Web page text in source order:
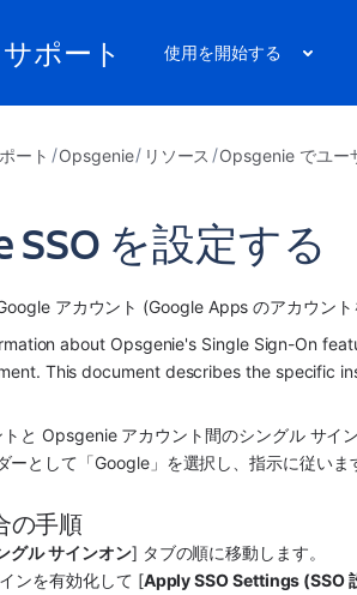
ポート 使用を開始する
ート Opsgenie リソース Opsgenie でユー
SSO を設定する
アカウント (Google Apps のアカウント
about Opsgenie's Single Sign-On
This document describes the specific
と Opsgenie アカウント間のシングル サイ
ーとして「Google」を選択し、指示に従いま
の手順
グル サインオン] タブの順に移動します。
ンを有効化して [Apply SSO Settings (SSO